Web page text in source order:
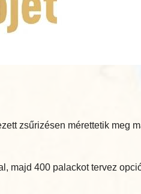
zsűrizésen mérettetik meg
majd 400 palackot tervez